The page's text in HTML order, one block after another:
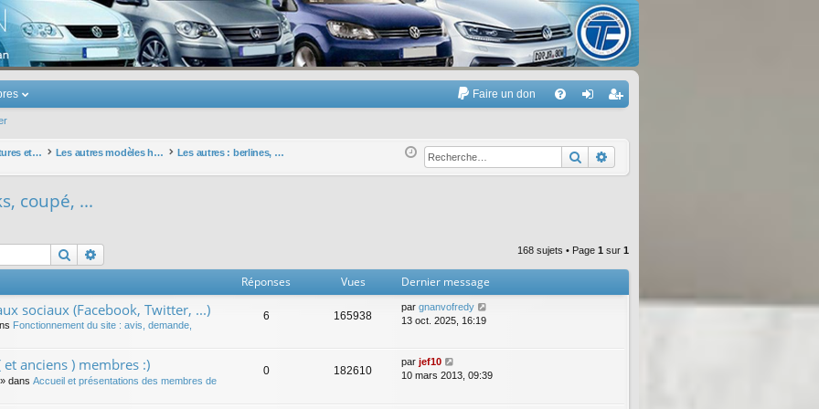
Touran
Faire un don
Q ne
xi
nr
eg
r
Les autres voitures et ce qui touche à la voiture Les autres modèles hors VW : concessions, modèles, achat, prix et remise ... Les autres : berlines, breaks, coupé, ... Rechercher
coupé, ...
Rechercher 168 sujets • Page 1 sur 1
Réponses Vues Dernier message
sociaux (Facebook, Twitter, ...)
Fonctionnement du site : avis, demande,
6 165938
par gnanvofredy
13 oct. 2025, 16:19
anciens ) membres :)
» dans Accueil et présentations des membres de
0 182610
par jef10
10 mars 2013, 09:39